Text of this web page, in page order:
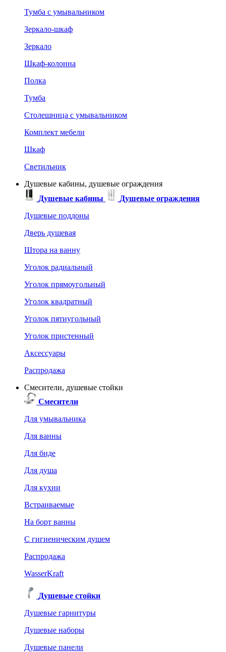
Тумба с умывальником
Зеркало-шкаф
Зеркало
Шкаф-колонна
Полка
Тумба
Столешница с умывальником
Комплект мебели
Шкаф
Светильник
Душевые кабины, душевые ограждения
Душевые кабины
Душевые ограждения
Душевые поддоны
Дверь душевая
Штора на ванну
Уголок радиальный
Уголок прямоугольный
Уголок квадратный
Уголок пятиугольный
Уголок пристенный
Аксессуары
Распродажа
Смесители, душевые стойки
Смесители
Для умывальника
Для ванны
Для биде
Для душа
Для кухни
Встраиваемые
На борт ванны
C гигиеническим душем
Распродажа
WasserKraft
Душевые стойки
Душевые гарнитуры
Душевые наборы
Душевые панели